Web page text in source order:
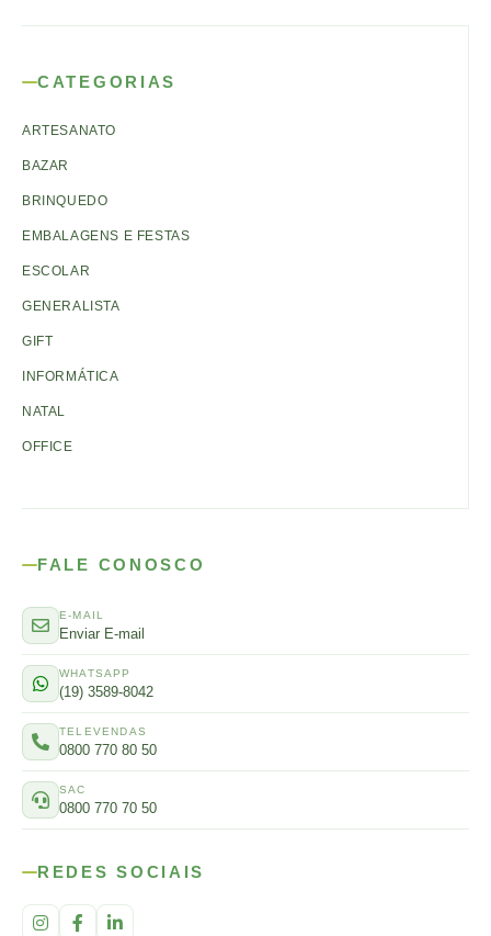
CATEGORIAS
ARTESANATO
BAZAR
BRINQUEDO
EMBALAGENS E FESTAS
ESCOLAR
GENERALISTA
GIFT
INFORMÁTICA
NATAL
OFFICE
FALE CONOSCO
E-MAIL
Enviar E-mail
WHATSAPP
(19) 3589-8042
TELEVENDAS
0800 770 80 50
SAC
0800 770 70 50
REDES SOCIAIS